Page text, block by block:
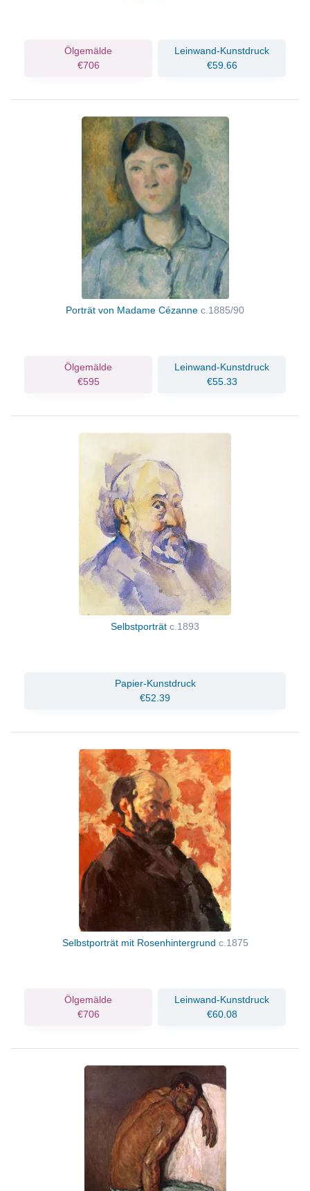
Ölgemälde
€706
Leinwand-Kunstdruck
€59.66
Porträt von Madame Cézanne c.1885/90
Ölgemälde
€595
Leinwand-Kunstdruck
€55.33
Selbstporträt c.1893
Papier-Kunstdruck
€52.39
Selbstporträt mit Rosenhintergrund c.1875
Ölgemälde
€706
Leinwand-Kunstdruck
€60.08